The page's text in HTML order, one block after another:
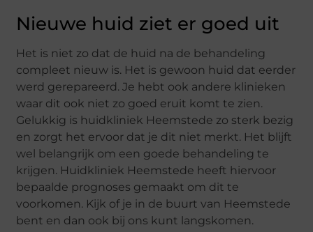
Nieuwe huid ziet er goed uit
Het is niet zo dat de huid na de behandeling
compleet nieuw is. Het is gewoon huid dat eerder
werd gerepareerd. Je hebt ook andere klinieken
waar dit ook niet zo goed eruit komt te zien.
Gelukkig is huidkliniek Heemstede zo sterk bezig
en zorgt het ervoor dat je dit niet merkt. Het blijft
wel belangrijk om een goede behandeling te
krijgen. Huidkliniek Heemstede heeft hiervoor
bepaalde prognoses gemaakt om dit te
voorkomen. Kijk of je in de buurt van Heemstede
bent en dan ook bij ons kunt langskomen.